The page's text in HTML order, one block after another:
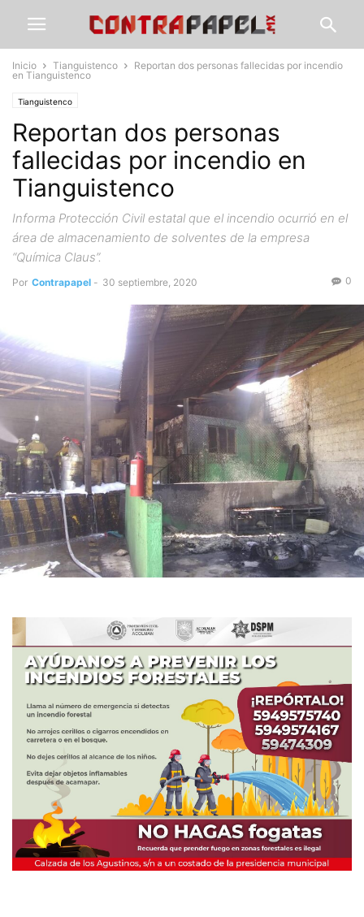
Inicio Tianguistenco
Reportan dos personas fallecidas por incendio
en Tianguistenco
Tianguistenco
Reportan dos personas
fallecidas por incendio en
Tianguistenco
Informa Protección Civil estatal que el incendio ocurrió en el
área de almacenamiento de solventes de la empresa
“Química Claus”.
Por Contrapapel - 30 septiembre, 2020 0